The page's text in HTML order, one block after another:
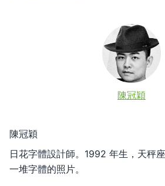
陳冠穎
陳冠穎
日花字體設計師。1992 年生，天秤
一堆字體的照片。